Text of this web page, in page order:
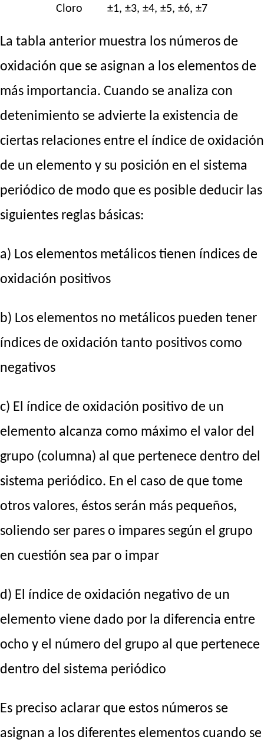
Cloro
±1, ±3, ±4, ±5, ±6, ±7
La tabla anterior muestra los números de
oxidación que se asignan a los elementos de
más importancia. Cuando se analiza con
detenimiento se advierte la existencia de
ciertas relaciones entre el índice de oxidación
de un elemento y su posición en el sistema
periódico de modo que es posible deducir las
siguientes reglas básicas:
a) Los elementos metálicos tienen índices de
oxidación positivos
b) Los elementos no metálicos pueden tener
índices de oxidación tanto positivos como
negativos
c) El índice de oxidación positivo de un
elemento alcanza como máximo el valor del
grupo (columna) al que pertenece dentro del
sistema periódico. En el caso de que tome
otros valores, éstos serán más pequeños,
soliendo ser pares o impares según el grupo
en cuestión sea par o impar
d) El índice de oxidación negativo de un
elemento viene dado por la diferencia entre
ocho y el número del grupo al que pertenece
dentro del sistema periódico
Es preciso aclarar que estos números se
asignan a los diferentes elementos cuando se